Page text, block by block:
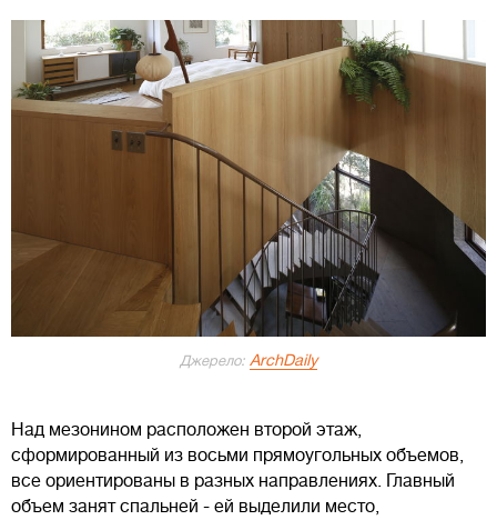
Джерело: ArchDaily
Над мезонином расположен второй этаж,
сформированный из восьми прямоугольных объемов,
все ориентированы в разных направлениях. Главный
объем занят спальней - ей выделили место,